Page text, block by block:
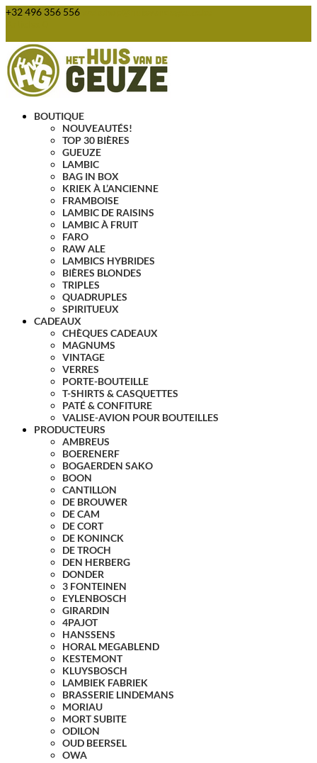
+32 496 356 556
BOUTIQUE
NOUVEAUTÉS!
TOP 30 BIÈRES
GUEUZE
LAMBIC
BAG IN BOX
KRIEK À L’ANCIENNE
FRAMBOISE
LAMBIC DE RAISINS
LAMBIC À FRUIT
FARO
RAW ALE
LAMBICS HYBRIDES
BIÈRES BLONDES
TRIPLES
QUADRUPLES
SPIRITUEUX
CADEAUX
CHÈQUES CADEAUX
MAGNUMS
VINTAGE
VERRES
PORTE-BOUTEILLE
T-SHIRTS & CASQUETTES
PATÉ & CONFITURE
VALISE-AVION POUR BOUTEILLES
PRODUCTEURS
AMBREUS
BOERENERF
BOGAERDEN SAKO
BOON
CANTILLON
DE BROUWER
DE CAM
DE CORT
DE KONINCK
DE TROCH
DEN HERBERG
DONDER
3 FONTEINEN
EYLENBOSCH
GIRARDIN
4PAJOT
HANSSENS
HORAL MEGABLEND
KESTEMONT
KLUYSBOSCH
LAMBIEK FABRIEK
BRASSERIE LINDEMANS
MORIAU
MORT SUBITE
ODILON
OUD BEERSEL
OWA